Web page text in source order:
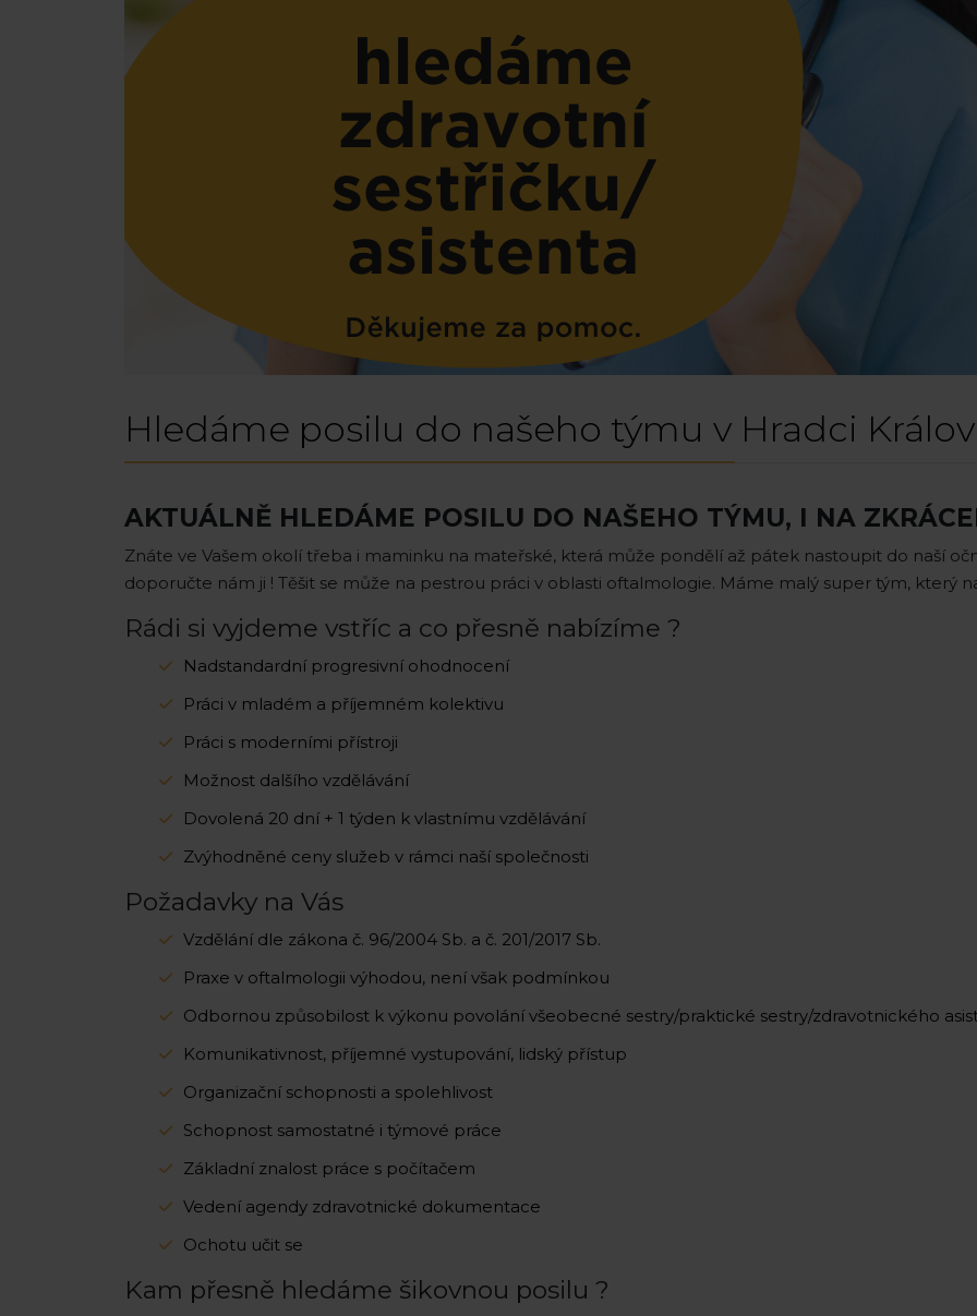
Hledáme posilu do našeho týmu v Hradci
AKTUÁLNĚ HLEDÁME POSILU DO NAŠEHO TÝMU, I NA
Znáte ve Vašem okolí třeba i maminku na mateřské, která může pondělí až pátek nastoupit do naší
doporučte nám ji ! Těšit se může na pestrou práci v oblasti oftalmologie. Máme malý super tým, který
Rádi si vyjdeme vstříc a co přesně nabízíme ?
Nadstandardní progresivní ohodnocení
Práci v mladém a příjemném kolektivu
Práci s moderními přístroji
Možnost dalšího vzdělávání
Dovolená 20 dní + 1 týden k vlastnímu vzdělávání
Zvýhodněné ceny služeb v rámci naší společnosti
Požadavky na Vás
Vzdělání dle zákona č. 96/2004 Sb. a č. 201/2017 Sb.
Praxe v oftalmologii výhodou, není však podmínkou
Odbornou způsobilost k výkonu povolání všeobecné sestry/praktické sestry/zdravotnického
Komunikativnost, příjemné vystupování, lidský přístup
Organizační schopnosti a spolehlivost
Schopnost samostatné i týmové práce
Základní znalost práce s počítačem
Vedení agendy zdravotnické dokumentace
Ochotu učit se
Kam přesně hledáme šikovnou posilu ?